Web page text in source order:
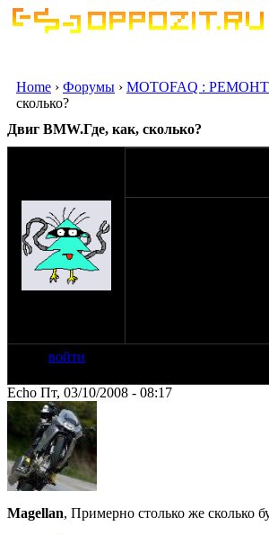
Home › Форумы › MOTOFAQ :
сколько?
Двиг BMW.Где, как, сколько?
войти
Echo Пт, 03/10/2008 - 08:17
Magellan, Примерно столько же сколько